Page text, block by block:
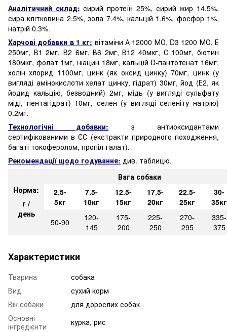
Аналітичний склад: сирий протеїн 25%, сирий жир 14.5%,
сира клітковина 2.5%, зола 7.4%, кальцій 1.6%, фосфор 1%,
натрій 0.3%.
Харчові добавки в 1 кг: вітаміни А 12000 МО, D3 1200 МО, Е
250мг, В1 2мг, В2 6мг, В6 2мг, В12 40мкг, С 100мг, біотин
180мкг, фолат 1мг, ніацин 18мг, кальцій D-пантотенат 16мг,
холін хлорид 1100мг, цинк (як оксид цинку) 70мг, цинк (у
вигляді амінокислоти хелат цинку, гідрат) 30мг, йод (Е2, як
йодид кальцію, безводний) 2мг, мідь (у вигляді сульфату
міді, пентагідрат) 10мг, селен (у вигляді селеніту натрію)
0.2мг.
Технологічні добавки: з антиоксидантами
сертифікованими в ЄС (екстракти природного походження,
багаті токоферолом, пропіл-галат).
Рекомендації щодо годування: див. таблицю.
Норма:
г /
день
Вага собаки
2.5-
5кг
7.5-
10кг
12.5-
15кг
17.5-
20кг
22.5-
25кг
30-
35кг
50-90
120-
145
175-
200
225-
250
270-
295
335-
375
Характеристики
Тварина
собака
Вид
сухий корм
Вік собаки
для дорослих собак
Основні
інгредієнти
курка, рис